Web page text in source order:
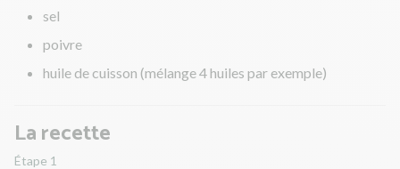
sel
poivre
huile de cuisson (mélange 4 huiles par exemple)
La recette
Étape 1